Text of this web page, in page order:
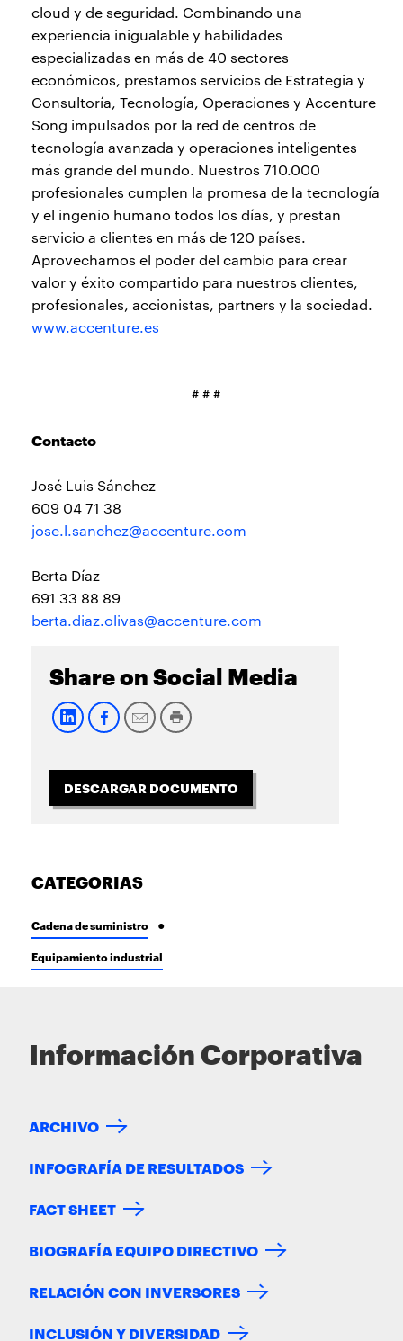
cloud y de seguridad. Combinando una
experiencia inigualable y habilidades
especializadas en más de 40 sectores
económicos, prestamos servicios de Estrategia y
Consultoría, Tecnología, Operaciones y Accenture
Song impulsados por la red de centros de
tecnología avanzada y operaciones inteligentes
más grande del mundo. Nuestros 710.000
profesionales cumplen la promesa de la tecnología
y el ingenio humano todos los días, y prestan
servicio a clientes en más de 120 países.
Aprovechamos el poder del cambio para crear
valor y éxito compartido para nuestros clientes,
profesionales, accionistas, partners y la sociedad.
www.accenture.es
# # #
Contacto
José Luis Sánchez
609 04 71 38
jose.l.sanchez@accenture.com
Berta Díaz
691 33 88 89
berta.diaz.olivas@accenture.com
Share on Social Media
DESCARGAR DOCUMENTO
CATEGORIAS
Cadena de suministro
Equipamiento industrial
Información Corporativa
ARCHIVO
INFOGRAFÍA DE RESULTADOS
FACT SHEET
BIOGRAFÍA EQUIPO DIRECTIVO
RELACIÓN CON INVERSORES
INCLUSIÓN Y DIVERSIDAD